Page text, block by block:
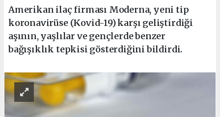
Amerikan ilaç firması Moderna, yeni tip
koronavirüse (Kovid-19) karşı geliştirdiği
aşının, yaşlılar ve gençlerde benzer
bağışıklık tepkisi gösterdiğini bildirdi.